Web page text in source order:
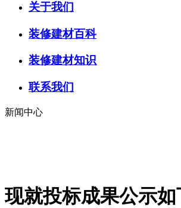
关于我们
装修建材百科
装修建材知识
联系我们
新闻中心
现就投标成果公示